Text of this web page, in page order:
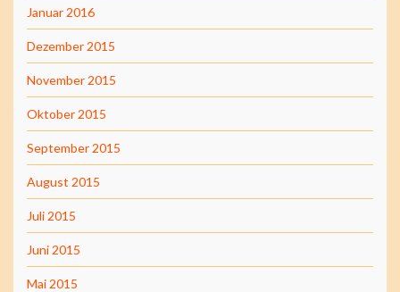
Januar 2016
Dezember 2015
November 2015
Oktober 2015
September 2015
August 2015
Juli 2015
Juni 2015
Mai 2015